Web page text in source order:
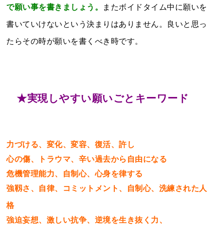
で願い事を書きましょう。 またボイドタイム中に願いを
書いていけないという決まりはありません。良いと思っ
たらその時が願いを書くべき時です。
★実現しやすい願いごとキーワード
力づける、変化、変容、復活、許し
心の傷、トラウマ、辛い過去から自由になる
危機管理能力、自制心、心身を律する
強靱さ、自律、コミットメント、自制心、洗練された人
格
強迫妄想、激しい抗争、逆境を生き抜く力、